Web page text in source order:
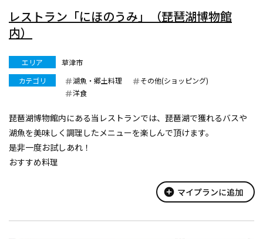
レストラン「にほのうみ」（琵琶湖博物館
内）
エリア
草津市
カテゴリ
湖魚・郷土料理
その他(ショッピング)
洋食
琵琶湖博物館内にある当レストランでは、琵琶湖で獲れるバスや
湖魚を美味しく調理したメニューを楽しんで頂けます。
是非一度お試しあれ！
おすすめ料理
☆湖の幸天丼（オオクチバスと琵琶鱒の天ぷらです！）820円
☆近江牛コロッケバーガーセット 950円
add_circle マイプランに追加